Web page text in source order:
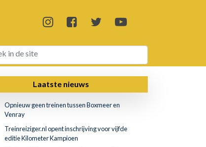
Laatste nieuws
Opnieuw geen treinen tussen Boxmeer en
Venray
Treinreiziger.nl opent inschrijving voor vijfde
editie Kilometer Kampioen